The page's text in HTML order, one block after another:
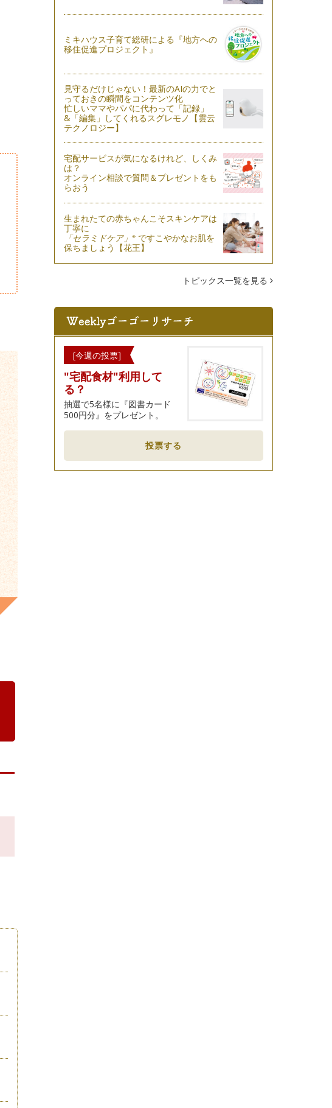
ミキハウス子育て総研による『地方への
移住促進プロジェクト』
見守るだけじゃない！最新のAIの力でと
っておきの瞬間をコンテンツ化
忙しいママやパパに代わって「記録」
&「編集」してくれるスグレモノ【雲云
テクノロジー】
宅配サービスが気になるけれど、しくみ
は？
オンライン相談で質問＆プレゼントをも
らおう
生まれたての赤ちゃんこそスキンケアは
丁寧に
「セラミドケア」 ※ですこやかなお肌を
保ちましょう【花王】
トピックス一覧を見る
[今週の投票]
"宅配食材"利用して
る？
抽選で5名様に『図書カード
500円分』をプレゼント。
投票する